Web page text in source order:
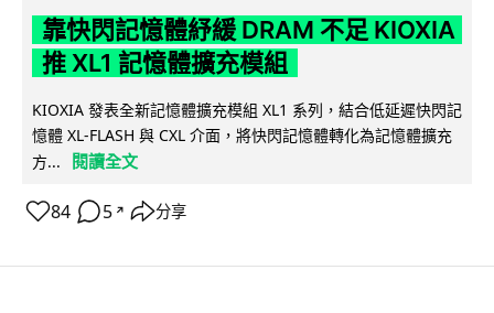
靠快閃記憶體紓緩 DRAM 不足 KIOXIA
推 XL1 記憶體擴充模組
KIOXIA 發表全新記憶體擴充模組 XL1 系列，結合低延遲快閃記
憶體 XL-FLASH 與 CXL 介面，將快閃記憶體轉化為記憶體擴充
方...
閱讀全文
84 5 ↗ 分享